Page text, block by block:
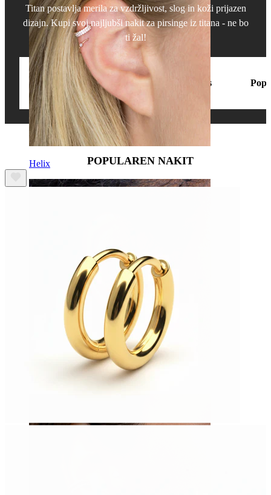
Helix
Titan postavlja merila za vzdržljivost, slog in koži prijazen
dizajn. Kupi svoj najljubši nakit za pirsinge iz titana - ne bo
ti žal!
Obroč Helix Tragus
POPULAREN NAKIT